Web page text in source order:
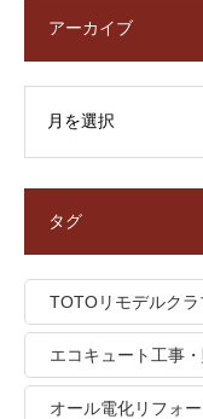
アーカイブ
タグ
TOTOリモデルクラ
エコキュート工事
り、トイレ水漏れ
オール電化リフォー